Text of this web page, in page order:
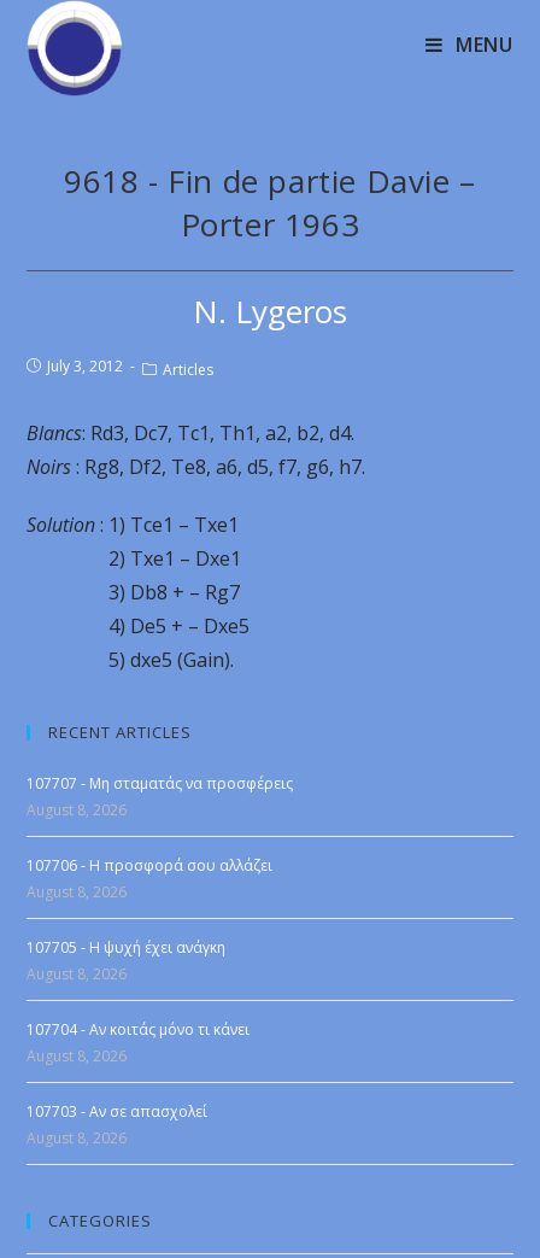
MENU
9618 - Fin de partie Davie –
Porter 1963
N. Lygeros
July 3, 2012 Articles
Blancs: Rd3, Dc7, Tc1, Th1, a2, b2, d4.
Noirs: Rg8, Df2, Te8, a6, d5, f7, g6, h7.
Solution: 1) Tce1 – Txe1
2) Txe1 – Dxe1
3) Db8 + – Rg7
4) De5 + – Dxe5
5) dxe5 (Gain).
RECENT ARTICLES
107707 - Μη σταματάς να προσφέρεις
August 8, 2026
107706 - Η προσφορά σου αλλάζει
August 8, 2026
107705 - Η ψυχή έχει ανάγκη
August 8, 2026
107704 - Αν κοιτάς μόνο τι κάνει
August 8, 2026
107703 - Αν σε απασχολεί
August 8, 2026
CATEGORIES